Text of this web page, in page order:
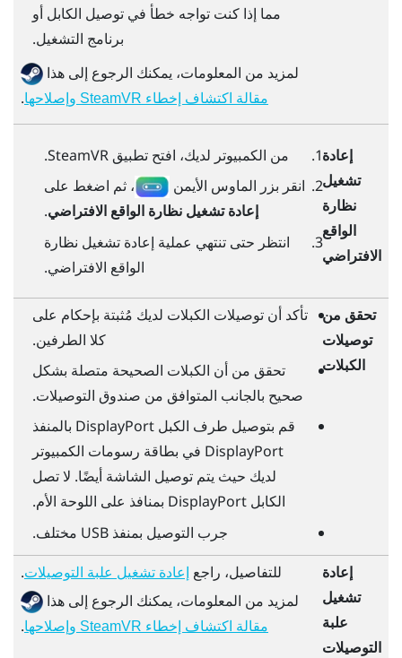
مما إذا كنت تواجه خطأ في توصيل الكابل أو
برنامج التشغيل.
لمزيد من المعلومات، يمكنك الرجوع إلى هذا
مقالة اكتشاف إخطاء SteamVR وإصلاحها .
إعادة
تشغيل
نظارة
الواقع
الافتراضي
من الكمبيوتر لديك، افتح تطبيقSteamVR
.
انقر بزر الماوس الأيمن
، ثم اضغط على
إعادة تشغيل نظارة الواقع الافتراضي.
انتظر حتى تنتهي عملية إعادة تشغيل نظارة
الواقع الافتراضي.
تحقق من
توصيلات
الكبلات
تأكد أن توصيلات الكبلات لديك مُثبتة بإحكام على
كلا الطرفين.
تحقق من أن الكبلات الصحيحة متصلة بشكل
صحيح بالجانب المتوافق من صندوق التوصيلات.
قم بتوصيل طرف الكبلDisplayPort بالمنفذ
DisplayPort في بطاقة رسومات الكمبيوتر
لديك حيث يتم توصيل الشاشة أيضًا. لا تصل
الكابلDisplayPort بمنافذ على اللوحة الأم.
جرب التوصيل بمنفذ USB مختلف.
إعادة
تشغيل
علبة
التوصيلات
للتفاصيل، راجع إعادة تشغيل علبة التوصيلات.
لمزيد من المعلومات، يمكنك الرجوع إلى هذا
مقالة اكتشاف إخطاء SteamVR وإصلاحها .